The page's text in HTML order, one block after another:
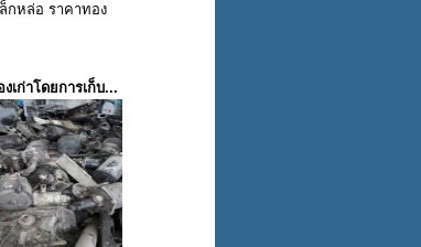
กหล่อ ราคาทอง
เก่าโดยการเก็บ...